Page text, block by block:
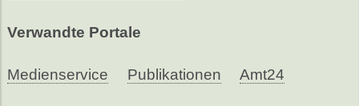
Verwandte Portale
Medienservice Publikationen Amt24